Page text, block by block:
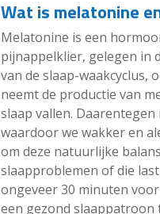
Wat is melatonine
Melatonine is een
pijnappelklier, gelegen in
van de slaap-waakcyclus,
neemt de productie van
slaap vallen.
waardoor we wakker en
om deze natuurlijke
slaapproblemen of die
ongeveer 30 minuten
een gezond slaappatroon